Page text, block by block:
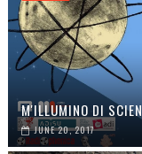
M'ILLUMINO DI
JUNE 20, 2017